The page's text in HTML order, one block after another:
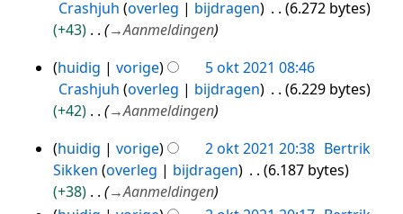
i
n
g
s
s
a
m
e
Crashjuh overleg bijdragen
6.272 bytes
+43
→Aanmeldingen
5
okt
2021
huidig vorige
5 okt 2021 08:46
Crashjuh overleg bijdragen
6.229 bytes
+42
→Aanmeldingen
2
okt
2021
huidig vorige 2 okt 2021 20:38 Bertrik
Sikken overleg bijdragen
6.187 bytes
+38
→Aanmeldingen